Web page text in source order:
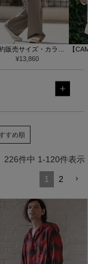
約販売サイズ・カラー
り納期異なる】【CAM
ンビオ)】ストライプ
¥13,860
【
バー
すめ順
226件中 1-120件表示
1 2